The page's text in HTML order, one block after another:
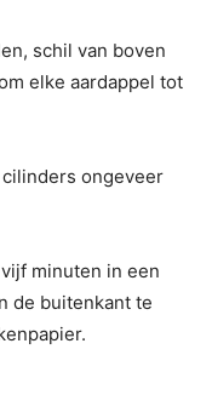
schil van boven
elke aardappel tot
ongeveer
minuten in een
de buitenkant te